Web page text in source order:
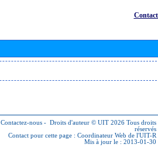
Contactez-nous - Droits d'auteur © UIT 2026 Tous droits
réservés
Contact pour cette page : Coordinateur Web de l'UIT-R
Mis à jour le : 2013-01-30